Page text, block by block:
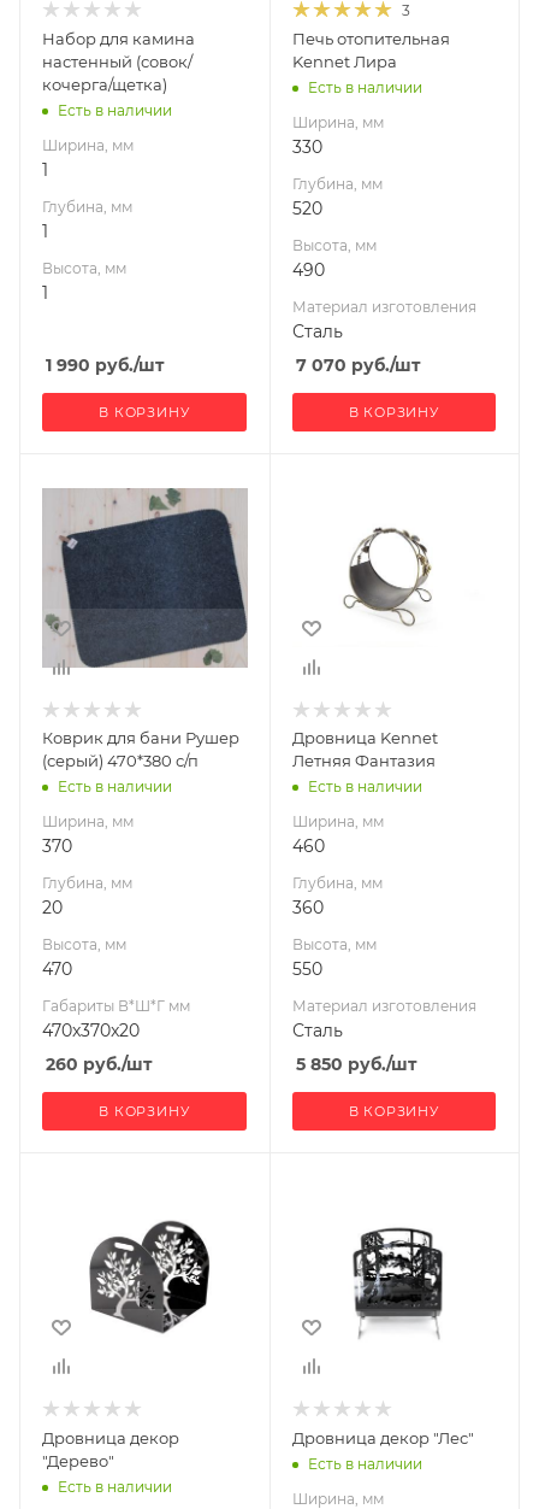
Набор для камина
настенный (совок/
кочерга/щетка)
Есть в наличии
Ширина, мм
1
Глубина, мм
1
Высота, мм
1
1 990 руб./шт
В КОРЗИНУ
Сталь
Вид топлива
Дрова
Диаметр дымохода,
мм
Длина дров, мм
Гарантия, мес.
Мощность, кВт
3
Печь отопительная
Kennet Лира
Есть в наличии
Ширина, мм
330
Глубина, мм
520
Высота, мм
490
Материал изготовления
Сталь
7 070 руб./шт
В КОРЗИНУ
Ширина, мм
Глубина, мм
20
Высота, мм
470
Габариты В*Ш*Г мм
Коврик для бани Рушер
(серый) 470*380 с/п
Есть в наличии
Ширина, мм
370
Глубина, мм
20
Высота, мм
470
Габариты В*Ш*Г мм
470x370x20
260 руб./шт
В КОРЗИНУ
Глубина, мм
Высота, мм
550
Материал
Сталь
Дровница Kennet
Летняя Фантазия
Есть в наличии
Ширина, мм
460
Глубина, мм
360
Высота, мм
550
Материал изготовления
Сталь
5 850 руб./шт
В КОРЗИНУ
Глубина, мм
Высота, мм
380
Материал
Сталь
Дровница декор
"Дерево"
Есть в наличии
Глубина, мм
Высота, мм
516
Материал
Сталь
Дровница декор "Лес"
Есть в наличии
Ширина, мм